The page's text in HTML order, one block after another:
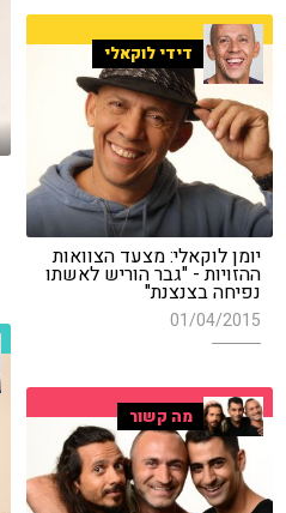
דידי לוקאלי
יומן לוקאלי: מצעד הצוואות
ההזויות - "גבר הוריש לאשתו
נפיחה בצנצנת"
01/04/2015
מה קשור